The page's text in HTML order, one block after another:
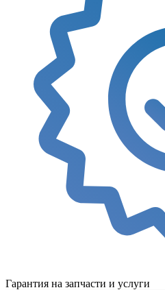
Гарантия на запчасти и услуги